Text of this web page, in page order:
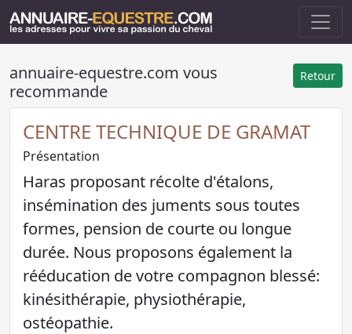
Retour
annuaire-equestre.com vous
recommande
CENTRE TECHNIQUE DE GRAMAT
Présentation
Haras proposant récolte d'étalons,
insémination des juments sous toutes
formes, pension de courte ou longue
durée. Nous proposons également la
rééducation de votre compagnon blessé:
kinésithérapie, physiothérapie,
ostéopathie.